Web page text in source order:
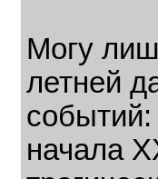
Могу
летней
начала